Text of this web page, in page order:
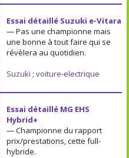
Essai détaillé Suzuki e-Vitara
— Pas une championne mais
une bonne à tout faire qui se
révèlera au quotidien.
Suzuki ; voiture-electrique
Essai détaillé MG EHS
Hybrid+
— Championne du rapport
prix/prestations, cette full-
hybride.